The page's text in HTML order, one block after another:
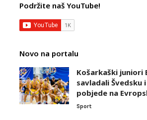
Podržite naš YouTube!
Novo na portalu
Košarkaški juniori
savladali
pobjede na
Sport